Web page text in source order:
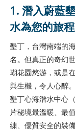
1. 潛入蔚藍
水為您的旅
墾丁，台灣南端的
名。但真正的奇幻
瑚花園悠游，或是
與生機，令人心醉。
墾丁心海潛水中心
片秘境最溫暖、最
練、優質安全的裝